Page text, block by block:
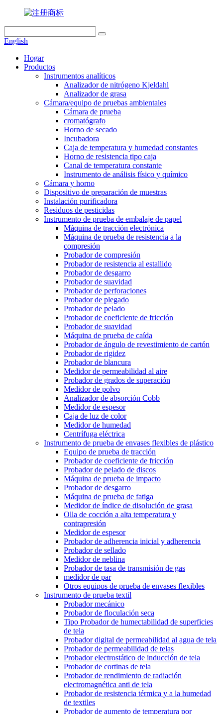
English
Hogar
Productos
Instrumentos analíticos
Analizador de nitrógeno Kjeldahl
Analizador de grasa
Cámara/equipo de pruebas ambientales
Cámara de prueba
cromatógrafo
Horno de secado
Incubadora
Caja de temperatura y humedad constantes
Horno de resistencia tipo caja
Canal de temperatura constante
Instrumento de análisis físico y químico
Cámara y horno
Dispositivo de preparación de muestras
Instalación purificadora
Residuos de pesticidas
Instrumento de prueba de embalaje de papel
Máquina de tracción electrónica
Máquina de prueba de resistencia a la
compresión
Probador de compresión
Probador de resistencia al estallido
Probador de desgarro
Probador de suavidad
Probador de perforaciones
Probador de plegado
Probador de pelado
Probador de coeficiente de fricción
Probador de suavidad
Máquina de prueba de caída
Probador de ángulo de revestimiento de cartón
Probador de rigidez
Probador de blancura
Medidor de permeabilidad al aire
Probador de grados de superación
Medidor de polvo
Analizador de absorción Cobb
Medidor de espesor
Caja de luz de color
Medidor de humedad
Centrífuga eléctrica
Instrumento de prueba de envases flexibles de plástico
Equipo de prueba de tracción
Probador de coeficiente de fricción
Probador de pelado de discos
Máquina de prueba de impacto
Probador de desgarro
Máquina de prueba de fatiga
Medidor de índice de disolución de grasa
Olla de cocción a alta temperatura y
contrapresión
Medidor de espesor
Probador de adherencia inicial y adherencia
Probador de sellado
Medidor de neblina
Probador de tasa de transmisión de gas
medidor de par
Otros equipos de prueba de envases flexibles
Instrumento de prueba textil
Probador mecánico
Probador de floculación seca
Tipo Probador de humectabilidad de superficies
de tela
Probador digital de permeabilidad al agua de tela
Probador de permeabilidad de telas
Probador electrostático de inducción de tela
Probador de cortinas de tela
Probador de rendimiento de radiación
electromagnética anti de tela
Probador de resistencia térmica y a la humedad
de textiles
Probador de aumento de temperatura por